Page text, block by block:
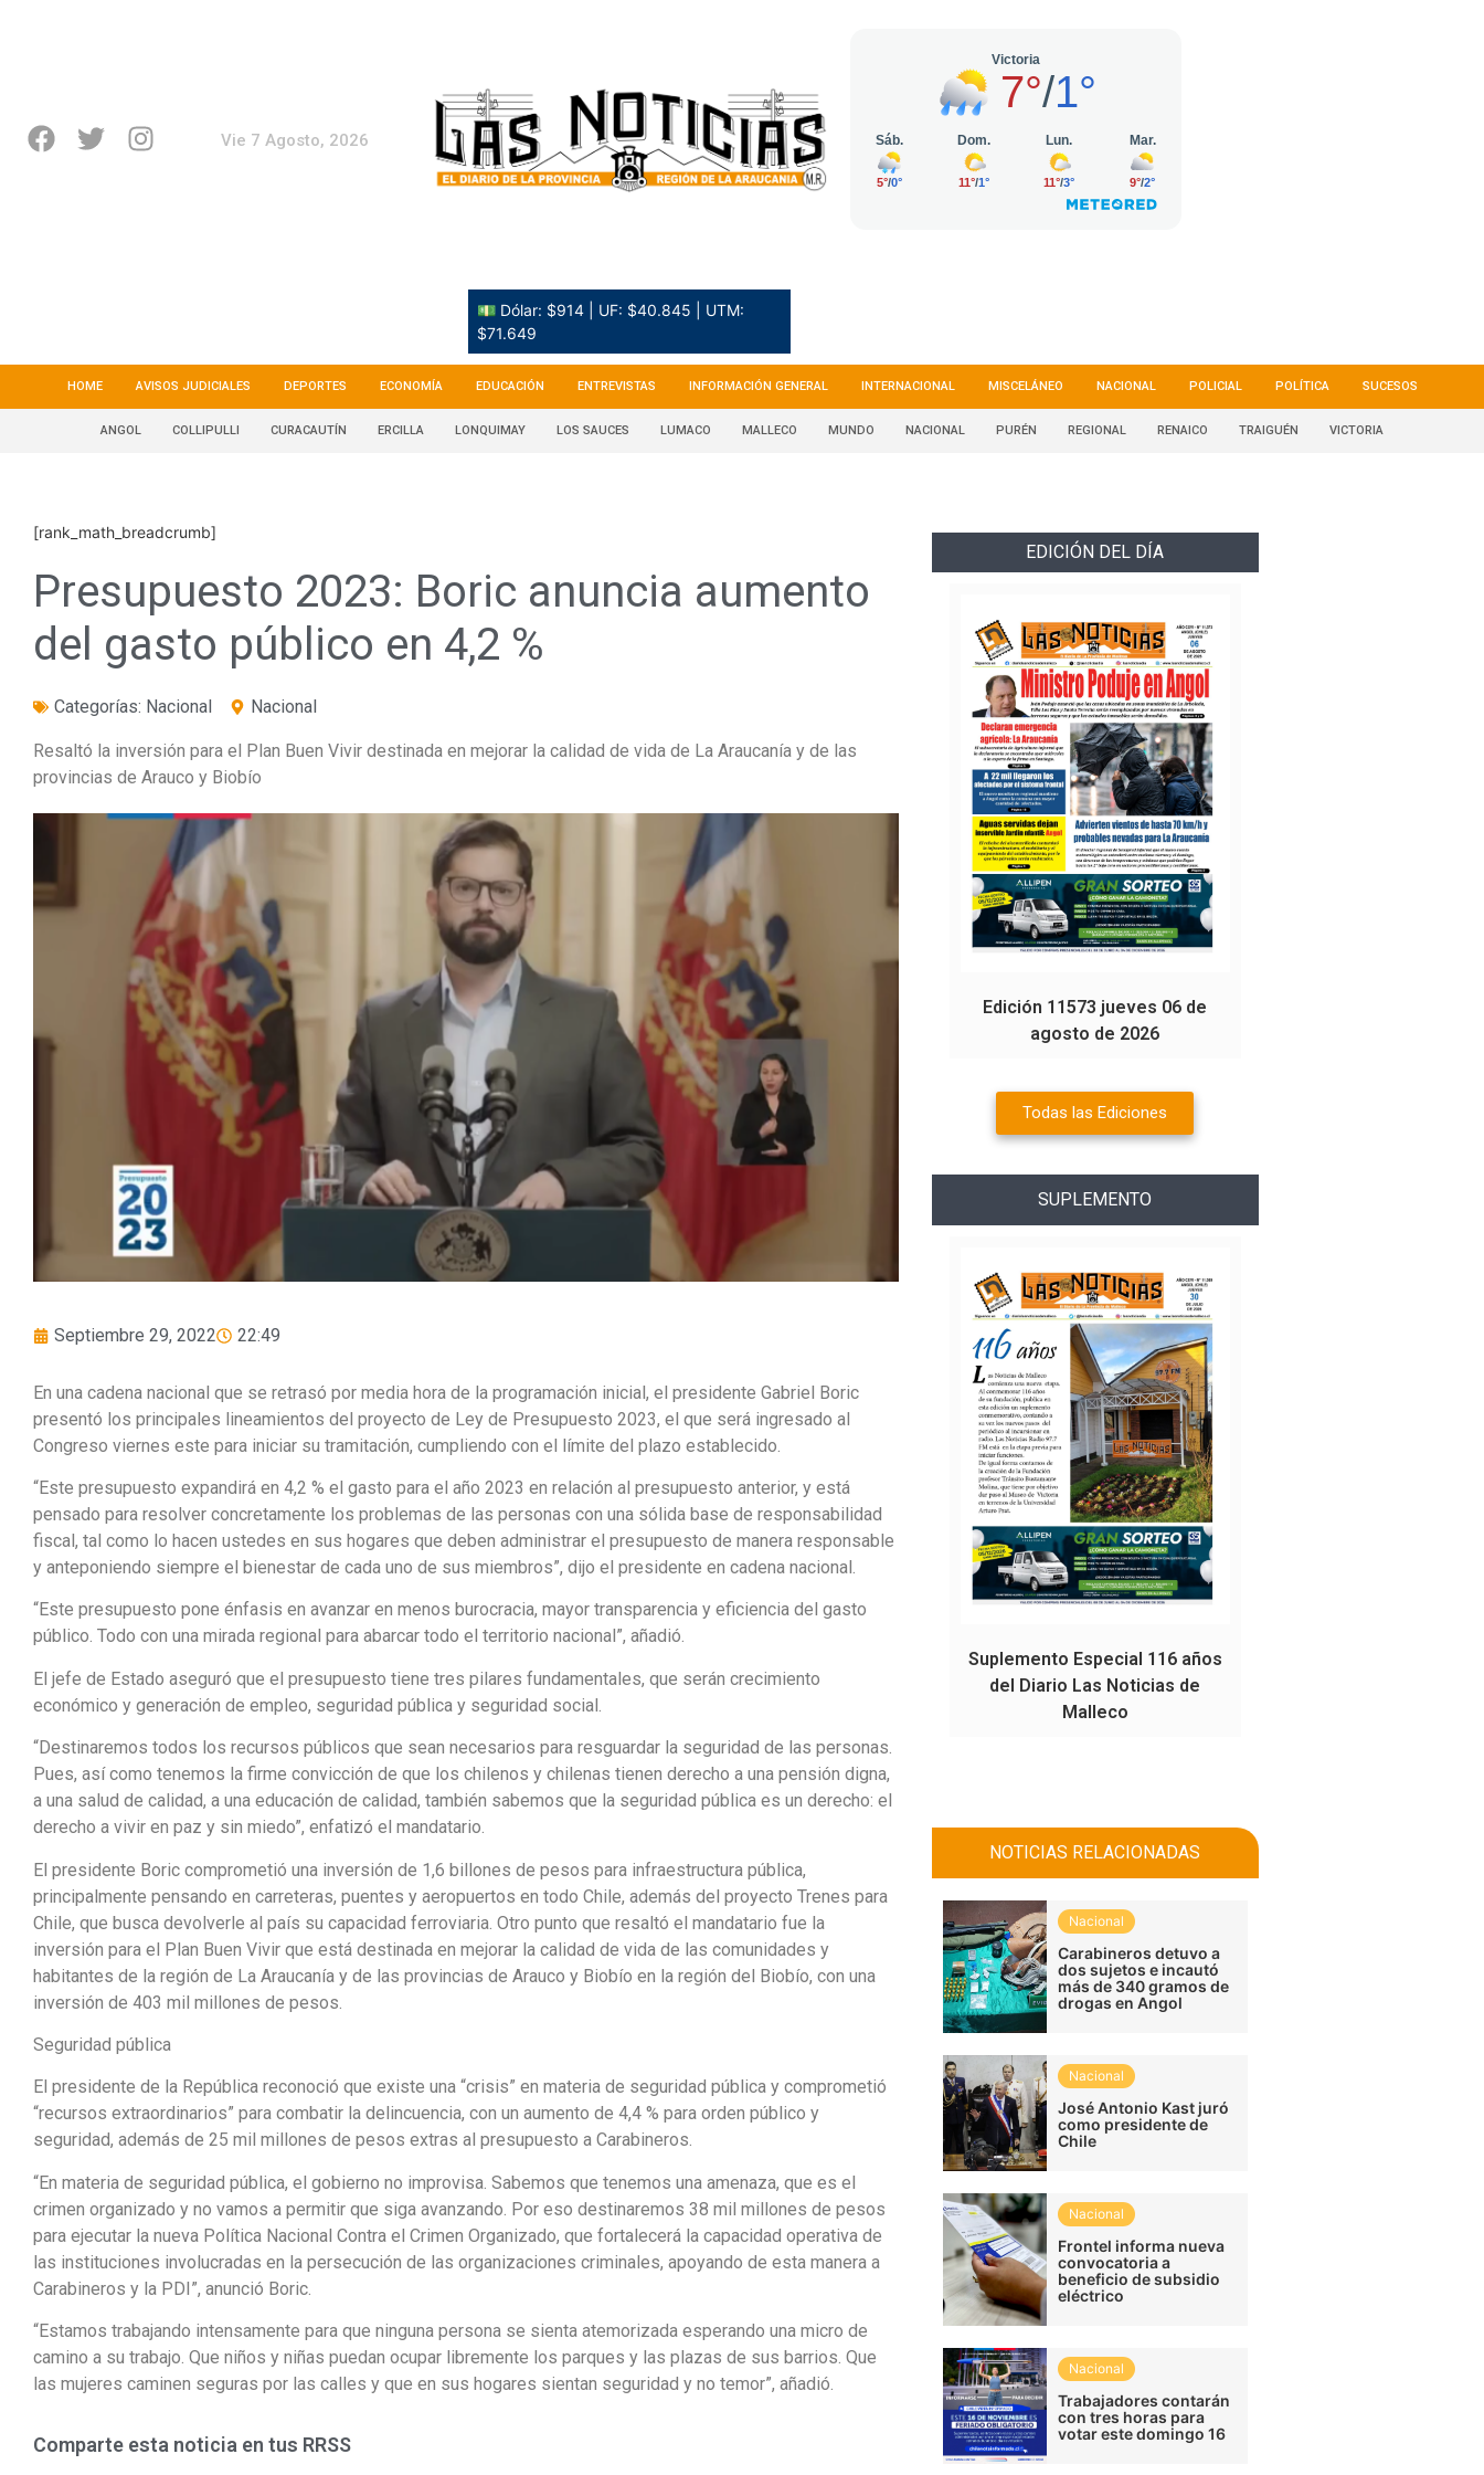
Vie 7 Agosto, 2026
💵 Dólar: $914 | UF: $40.845 | UTM:
$71.649
HOME AVISOS JUDICIALES DEPORTES ECONOMÍA EDUCACIÓN ENTREVISTAS INFORMACIÓN GENERAL INTERNACIONAL MISCELÁNEO NACIONAL POLICIAL POLÍTICA SUCESOS
ANGOL COLLIPULLI CURACAUTÍN ERCILLA LONQUIMAY LOS SAUCES LUMACO MALLECO MUNDO NACIONAL PURÉN REGIONAL RENAICO TRAIGUÉN VICTORIA
[rank_math_breadcrumb]
Presupuesto 2023: Boric anuncia aumento
del gasto público en 4,2 %
Categorías: Nacional Nacional
Resaltó la inversión para el Plan Buen Vivir destinada en mejorar la calidad de vida de La Araucanía y de las
provincias de Arauco y Biobío
Septiembre 29, 2022 22:49
En una cadena nacional que se retrasó por media hora de la programación inicial, el presidente Gabriel Boric
presentó los principales lineamientos del proyecto de Ley de Presupuesto 2023, el que será ingresado al
Congreso viernes este para iniciar su tramitación, cumpliendo con el límite del plazo establecido.
“Este presupuesto expandirá en 4,2 % el gasto para el año 2023 en relación al presupuesto anterior, y está
pensado para resolver concretamente los problemas de las personas con una sólida base de responsabilidad
fiscal, tal como lo hacen ustedes en sus hogares que deben administrar el presupuesto de manera responsable
y anteponiendo siempre el bienestar de cada uno de sus miembros”, dijo el presidente en cadena nacional.
“Este presupuesto pone énfasis en avanzar en menos burocracia, mayor transparencia y eficiencia del gasto
público. Todo con una mirada regional para abarcar todo el territorio nacional”, añadió.
El jefe de Estado aseguró que el presupuesto tiene tres pilares fundamentales, que serán crecimiento
económico y generación de empleo, seguridad pública y seguridad social.
“Destinaremos todos los recursos públicos que sean necesarios para resguardar la seguridad de las personas.
Pues, así como tenemos la firme convicción de que los chilenos y chilenas tienen derecho a una pensión digna,
a una salud de calidad, a una educación de calidad, también sabemos que la seguridad pública es un derecho: el
derecho a vivir en paz y sin miedo”, enfatizó el mandatario.
El presidente Boric comprometió una inversión de 1,6 billones de pesos para infraestructura pública,
principalmente pensando en carreteras, puentes y aeropuertos en todo Chile, además del proyecto Trenes para
Chile, que busca devolverle al país su capacidad ferroviaria. Otro punto que resaltó el mandatario fue la
inversión para el Plan Buen Vivir que está destinada en mejorar la calidad de vida de las comunidades y
habitantes de la región de La Araucanía y de las provincias de Arauco y Biobío en la región del Biobío, con una
inversión de 403 mil millones de pesos.
Seguridad pública
El presidente de la República reconoció que existe una “crisis” en materia de seguridad pública y comprometió
“recursos extraordinarios” para combatir la delincuencia, con un aumento de 4,4 % para orden público y
seguridad, además de 25 mil millones de pesos extras al presupuesto a Carabineros.
“En materia de seguridad pública, el gobierno no improvisa. Sabemos que tenemos una amenaza, que es el
crimen organizado y no vamos a permitir que siga avanzando. Por eso destinaremos 38 mil millones de pesos
para ejecutar la nueva Política Nacional Contra el Crimen Organizado, que fortalecerá la capacidad operativa de
las instituciones involucradas en la persecución de las organizaciones criminales, apoyando de esta manera a
Carabineros y la PDI”, anunció Boric.
“Estamos trabajando intensamente para que ninguna persona se sienta atemorizada esperando una micro de
camino a su trabajo. Que niños y niñas puedan ocupar libremente los parques y las plazas de sus barrios. Que
las mujeres caminen seguras por las calles y que en sus hogares sientan seguridad y no temor”, añadió.
Comparte esta noticia en tus RRSS
EDICIÓN DEL DÍA
Edición 11573 jueves 06 de
agosto de 2026
Todas las Ediciones
SUPLEMENTO
Suplemento Especial 116 años
del Diario Las Noticias de
Malleco
NOTICIAS RELACIONADAS
Nacional
Carabineros detuvo a
dos sujetos e incautó
más de 340 gramos de
drogas en Angol
Nacional
José Antonio Kast juró
como presidente de
Chile
Nacional
Frontel informa nueva
convocatoria a
beneficio de subsidio
eléctrico
Nacional
Trabajadores contarán
con tres horas para
votar este domingo 16